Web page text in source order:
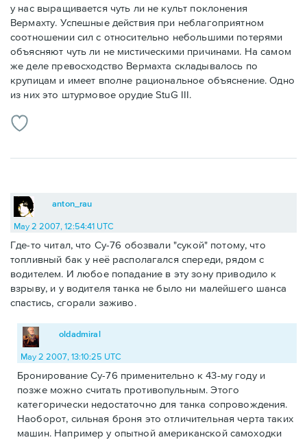
у нас выращивается чуть ли не культ поклонения
Вермахту. Успешные действия при неблагоприятном
соотношении сил с относительно небольшими потерями
объясняют чуть ли не мистическими причинами. На самом
же деле превосходство Вермахта складывалось по
крупицам и имеет вполне рациональное объяснение. Одно
из них это штурмовое орудие StuG III.
anton_rau
May 2 2007, 12:54:41 UTC
Где-то читал, что Су-76 обозвали "сукой" потому, что
топливный бак у неё располагался спереди, рядом с
водителем. И любое попадание в эту зону приводило к
взрыву, и у водителя танка не было ни малейшего шанса
спастись, сгорали заживо.
oldadmiral
May 2 2007, 13:10:25 UTC
Бронирование Су-76 применительно к 43-му году и
позже можно считать противопульным. Этого
категорически недостаточно для танка сопровождения.
Наоборот, сильная броня это отличительная черта таких
машин. Например у опытной американской самоходки